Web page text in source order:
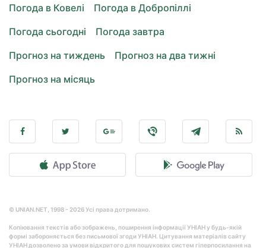
Погода в Ковелі
Погода в Добропіллі
Погода сьогодні
Погода завтра
Прогноз на тиждень
Прогноз на два тижні
Прогноз на місяць
© UNIAN.NET, 1998 - 2026 Усі права дотримано.
Копіювання текстів або зображень, поширення інформації УНІАН у будь-якій
формі забороняється без письмової згоди УНІАН. Цитування матеріалів сайту
УНІАН дозволено за умови відкритого для пошукових систем гіперпосилання на